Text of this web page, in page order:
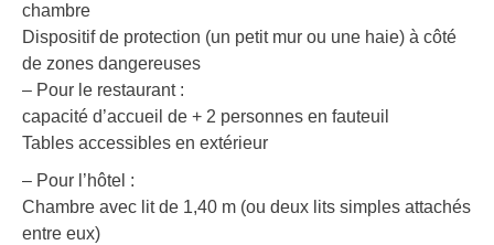
chambre
Dispositif de protection (un petit mur ou une haie) à côté
de zones dangereuses
– Pour le restaurant :
capacité d’accueil de + 2 personnes en fauteuil
Tables accessibles en extérieur
– Pour l’hôtel :
Chambre avec lit de 1,40 m (ou deux lits simples attachés
entre eux)